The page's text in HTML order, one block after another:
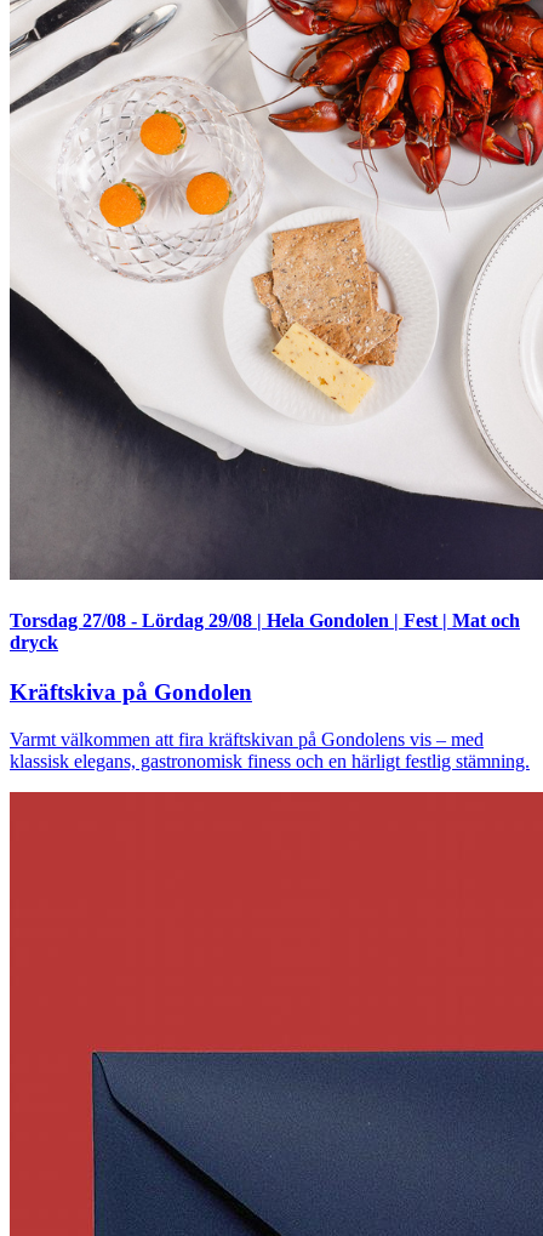
Torsdag 27/08 - Lördag 29/08 | Hela Gondolen | Fest | Mat och
dryck
Kräftskiva på Gondolen
Varmt välkommen att fira kräftskivan på Gondolens vis – med
klassisk elegans, gastronomisk finess och en härligt festlig stämning.